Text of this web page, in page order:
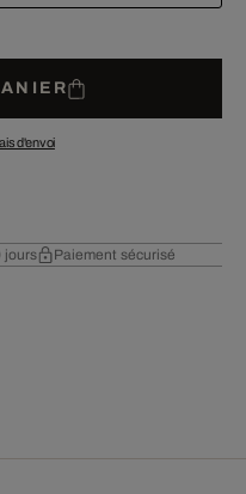
d'envoi
jours Paiement sécurisé